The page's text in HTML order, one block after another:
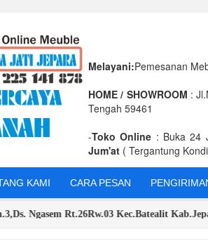
Melayani:Pemesanan
HOME / SHOWROOM :
Tengah 59461
-Toko Online : Buka 24
Jum'at ( Tergantung
KAMI CARA PESAN
Rt.26Rw.03 Kec.Batealit